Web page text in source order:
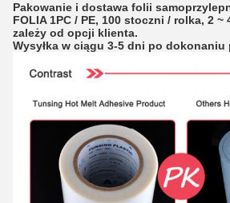
Pakowanie i dostawa folii
FOLIA 1PC / PE, 100 stoczni / rolka, 2 ~
zależy od opcji klienta.
Wysyłka w ciągu 3-5 dni po dokonaniu